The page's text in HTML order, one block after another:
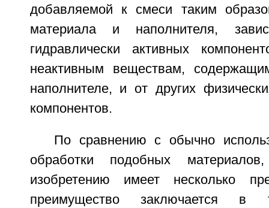
добавляемой к смеси таким
материала и наполнителя,
гидравлически активных
неактивным веществам,
наполнителе, и от других
компонентов.
По сравнению с обычно
обработки подобных
изобретению имеет несколько
преимущество заключается